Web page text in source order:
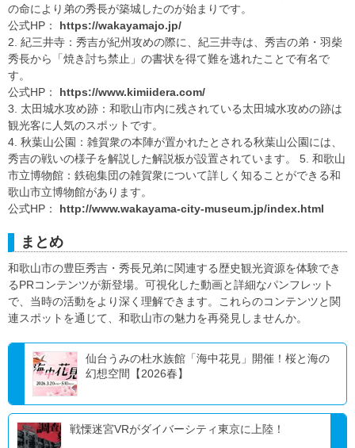
の命により弟の秀長が築城したのが始まりです。
公式HP： https://wakayamajo.jp/
2. 紀三井寺：秀吉が紀州攻めの際に、紀三井寺は、秀吉の弟・羽柴
秀長から「焼き討ち禁止」の書状を得て難を逃れたことで有名で
す。
公式HP： https://www.kimiidera.com/
3. 太田城水攻め跡：和歌山市内に残されている太田城水攻めの跡は
観光客に人気のスポットです。
4. 秋葉山公園：雑賀衆の本陣が置かれたとされる秋葉山公園には、
秀吉の戦いの様子を解説した解説板が設置されています。 5. 和歌山
市立博物館：鉄砲集団の雑賀衆について詳しく知ることができる和
歌山市立博物館があります。
公式HP： http://www.wakayama-city-museum.jp/index.html
まとめ
和歌山市の豊臣秀吉・秀長兄弟に関連する歴史観光資源を体験でき
るPRコンテンツが新登場。可視化した動画と詳細なパンフレット
で、当時の活動をより深く理解できます。これらのコンテンツと関
連スポットを通じて、和歌山市の魅力を再発見しませんか。
仙台うみの杜水族館「海中花見」開催！桜と海の
幻想空間【2026春】
戦慄迷宮VRがダイバーシティ東京に上陸！